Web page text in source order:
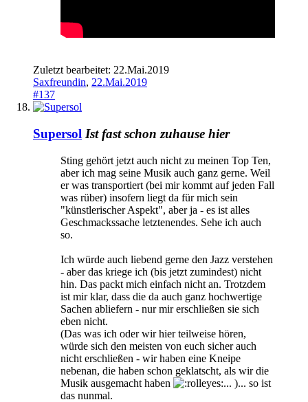
Zuletzt bearbeitet: 22.Mai.2019
Saxfreundin, 22.Mai.2019
#137
Supersol Ist fast schon zuhause hier
Sting gehört jetzt auch nicht zu meinen Top Ten,
aber ich mag seine Musik auch ganz gerne. Weil
er was transportiert (bei mir kommt auf jeden Fall
was rüber) insofern liegt da für mich sein
"künstlerischer Aspekt", aber ja - es ist alles
Geschmackssache letztenendes. Sehe ich auch
so.
Ich würde auch liebend gerne den Jazz verstehen
- aber das kriege ich (bis jetzt zumindest) nicht
hin. Das packt mich einfach nicht an. Trotzdem
ist mir klar, dass die da auch ganz hochwertige
Sachen abliefern - nur mir erschließen sie sich
eben nicht.
(Das was ich oder wir hier teilweise hören,
würde sich den meisten von euch sicher auch
nicht erschließen - wir haben eine Kneipe
nebenan, die haben schon geklatscht, als wir die
Musik ausgemacht haben
... )... so ist
das nunmal.